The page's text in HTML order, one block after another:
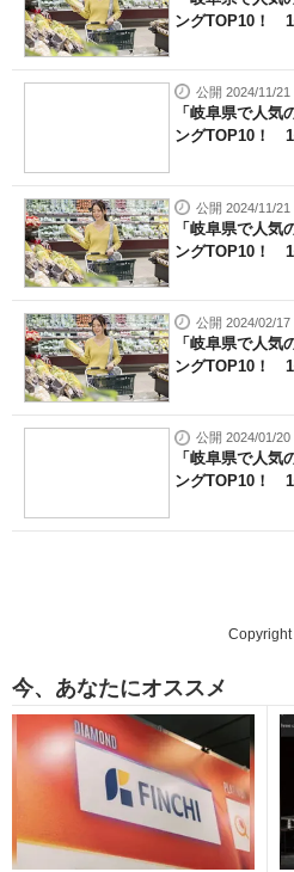
ングTOP10！
公開 2024/11/21
「岐阜県で人気
ングTOP10！
公開 2024/11/21
「岐阜県で人気
ングTOP10！
公開 2024/02/17
「岐阜県で人気
ングTOP10！
公開 2024/01/20
「岐阜県で人気
ングTOP10！
今、あなたにオススメ